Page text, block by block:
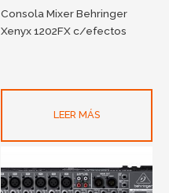
Consola Mixer Behringer
Xenyx 1202FX c/efectos
LEER MÁS